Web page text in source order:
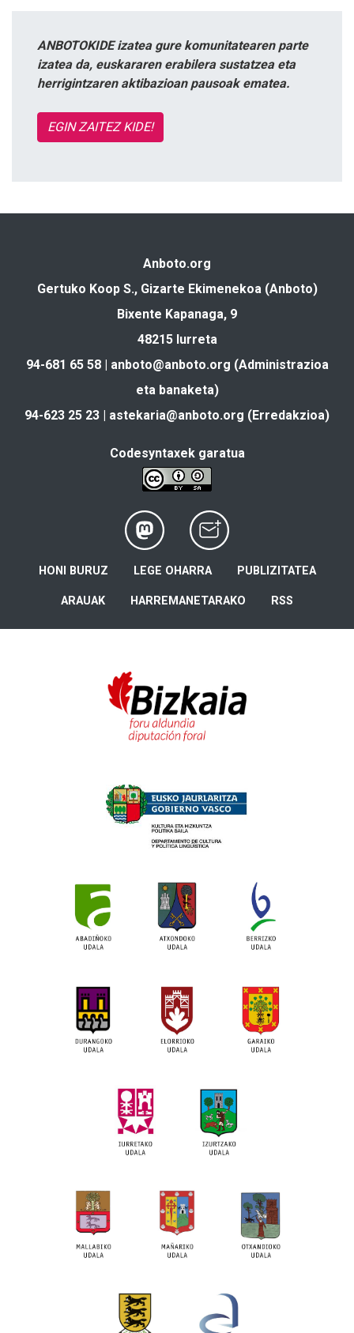
ANBOTOKIDE izatea gure komunitatearen parte
izatea da, euskararen erabilera sustatzea eta
herrigintzaren aktibazioan pausoak ematea.
EGIN ZAITEZ KIDE!
Anboto.org
Gertuko Koop S., Gizarte Ekimenekoa (Anboto)
Bixente Kapanaga, 9
48215 Iurreta
94-681 65 58 | anboto@anboto.org (Administrazioa
eta banaketa)
94-623 25 23 | astekaria@anboto.org (Erredakzioa)
Codesyntaxek garatua
HONI BURUZ LEGE OHARRA PUBLIZITATEA
ARAUAK HARREMANETARAKO RSS